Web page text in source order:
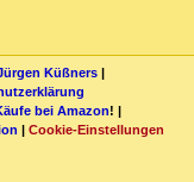
Küßners |
bei Amazon! |
| Cookie-Einstellungen